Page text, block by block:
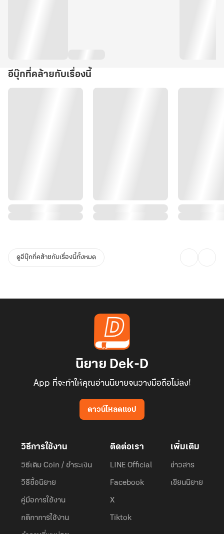
โหวผู้ภักดีจึงยอมสะบั้นศรัทธา ก่อกบฏล้างบางราชบัลลังก์เพื่อทวงคืน
ความยุติธรรม!
อีบุ๊กที่คล้ายกับเรื่องนี้
ดูอีบุ๊กที่คล้ายกับเรื่องนี้ทั้งหมด
นิยาย Dek-D
App ที่จะทำให้คุณอ่านนิยายจนวางมือถือไม่ลง!
ดาวน์โหลดแอป
วิธีการใช้งาน
วิธีเติม Coin / ชำระเงิน
วิธีซื้อนิยาย
คู่มือการใช้งาน
กติกาการใช้งาน
ติดต่อเรา
LINE Official
Facebook
X
Tiktok
เพิ่มเติม
ข่าวสาร
เขียนนิยาย